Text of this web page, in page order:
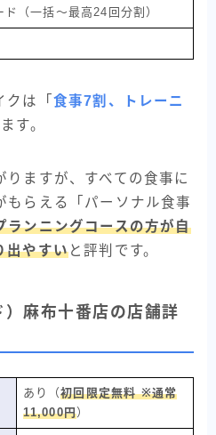
（一括〜最高24回分割）
クは「 食事7割、トレーニ
す。
りますが、すべての食事に
もらえる「パーソナル食事
ランニングコースの方が自
出やすいと評判です。
麻布十番店の店舗詳
あり（初回限定無料 ※通常
11,000円）